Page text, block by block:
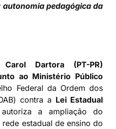
pedagógica da
Carol Dartora (PT-PR)
ao Ministério Público
Federal da Ordem dos
contra a Lei Estadual
a ampliação do
estadual de ensino do